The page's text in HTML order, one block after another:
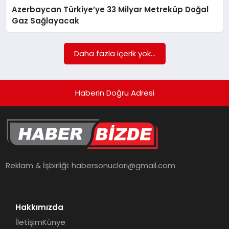
TEKNOLOJI
Azerbaycan Türkiye’ye 33 Milyar Metreküp Doğal
Gaz Sağlayacak
Daha fazla içerik yok...
Haberin Doğru Adresi
Reklam & İşbirliği:habersonuclari@gmail.com
Hakkımızda
İletişimKünye